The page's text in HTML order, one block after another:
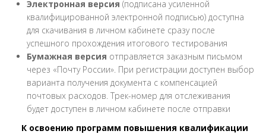
Электронная версия (подписана усиленной
квалифицированной электронной подписью) доступна
для скачивания в личном кабинете сразу после
успешного прохождения итогового тестирования
Бумажная версия отправляется заказным письмом
через «Почту России». При регистрации доступен выбор
варианта получения документа с компенсацией
почтовых расходов. Трек-номер для отслеживания
будет доступен в личном кабинете после отправки
К освоению программ повышения квалификации